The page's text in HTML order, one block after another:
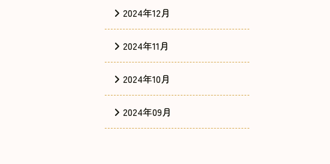
2024年12月
2024年11月
2024年10月
2024年09月